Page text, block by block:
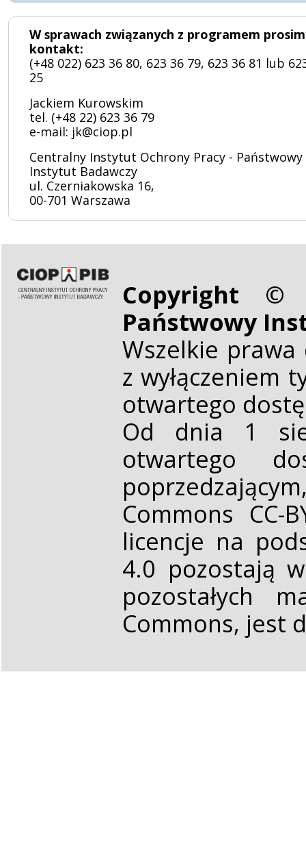
W sprawach związanych z programem
kontakt:
(+48 022) 623 36 80, 623 36 79, 623 36 81 lub
25
Jackiem Kurowskim
tel. (+48 22) 623 36 79
e-mail: jk@ciop.pl
Centralny Instytut Ochrony Pracy - Państwowy
Instytut Badawczy
ul. Czerniakowska 16,
00-701 Warszawa
Copyright ©
Państwowy
Wszelkie
z wyłączeniem
otwartego
Od dnia 1
otwartego
Commons CC-
licencje na
4.0 pozostają
pozostałych
Commons, jest